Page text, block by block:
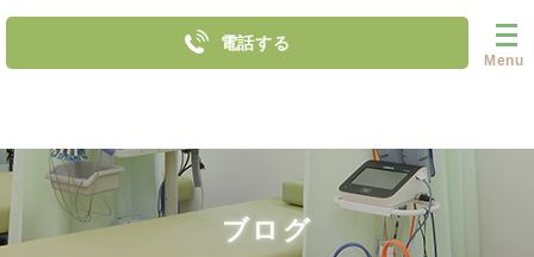
電話する
Menu
ブログ